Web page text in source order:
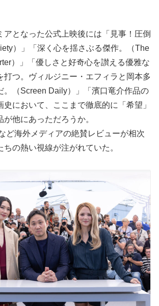
となった公式上映後には「見事！圧倒
）」「深く心を揺さぶる傑作。（The
）」「優しさと好奇心を讃える優雅な
打つ。ヴィルジニー・エフィラと岡本多
。（Screen Daily）」「濱口竜介作品の
において、ここまで徹底的に「希望」
が他にあっただろうか。
ど海外メディアの絶賛レビューが相次
ちの熱い視線が注がれていた。